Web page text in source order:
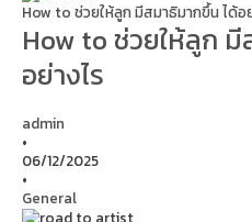
How to ช่วยให้ลูก มีสมาธิมากขึ้น ได้อ
How to ช่วยให้ลูก
อย่างไร
admin
•
06/12/2025
•
General